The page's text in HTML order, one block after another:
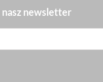
nasz newsletter